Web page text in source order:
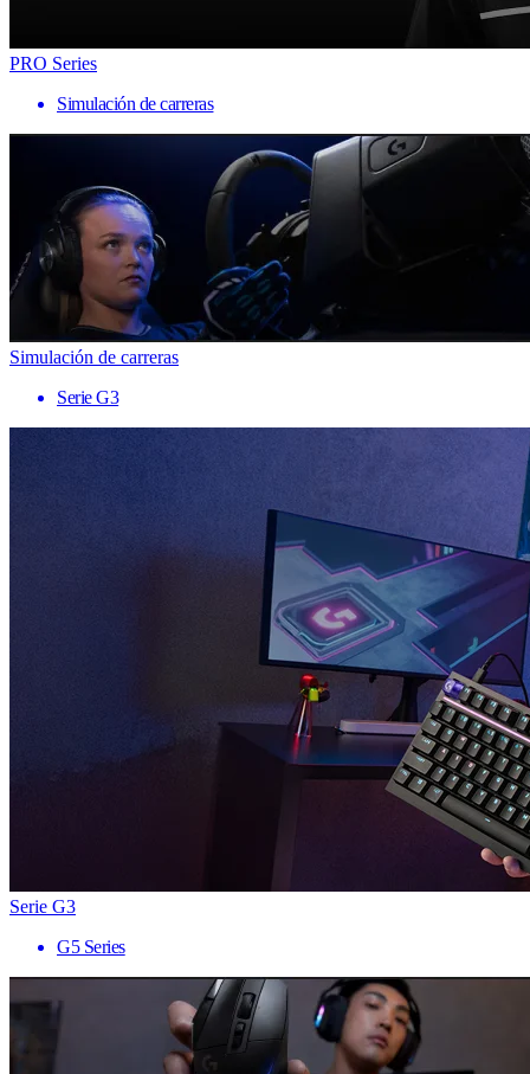
PRO Series
Simulación de carreras
Simulación de carreras
Serie G3
Serie G3
G5 Series